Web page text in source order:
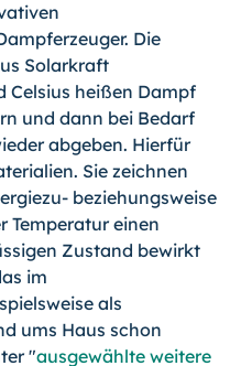
Die
Solarkraft
Celsius heißen Dampf
und dann bei Bedarf
abgeben. Hierfür
Sie zeichnen
beziehungsweise
Temperatur einen
Zustand bewirkt
im
als
ums Haus schon
"ausgewählte weitere